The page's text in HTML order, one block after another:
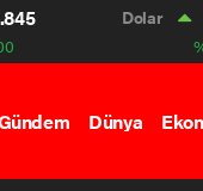
Dolar
Dünya